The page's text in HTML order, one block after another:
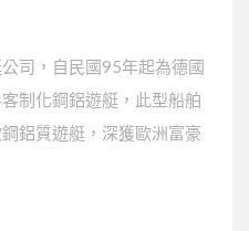
司，自民國95年起為德國
制化鋼鋁遊艇，此型船舶
鋁質遊艇，深獲歐洲富豪